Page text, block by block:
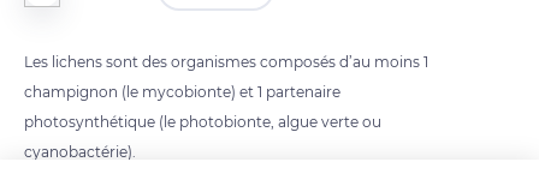
Les lichens sont des organismes composés d’au moins 1
champignon (le mycobionte) et 1 partenaire
photosynthétique (le photobionte, algue verte ou
cyanobactérie).